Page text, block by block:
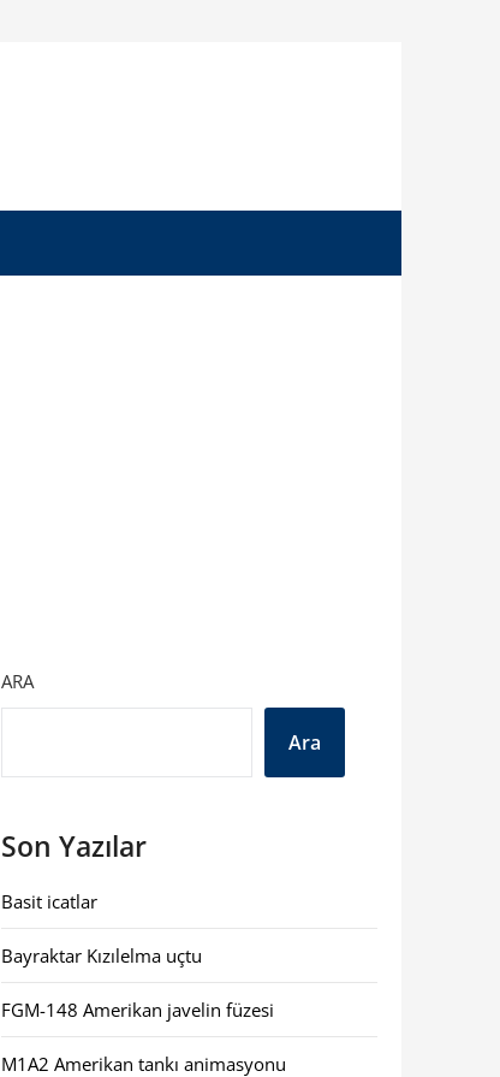
ARA
Ara
Son Yazılar
Basit icatlar
Bayraktar Kızılelma uçtu
FGM-148 Amerikan javelin füzesi
M1A2 Amerikan tankı animasyonu